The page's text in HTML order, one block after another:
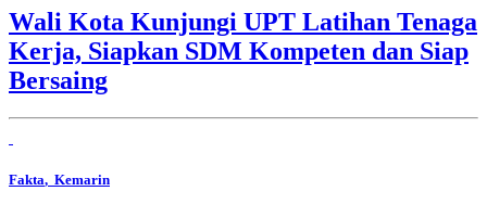
Wali Kota Kunjungi UPT Latihan Tenaga
Kerja, Siapkan SDM Kompeten dan Siap
Bersaing
Fakta, Kemarin